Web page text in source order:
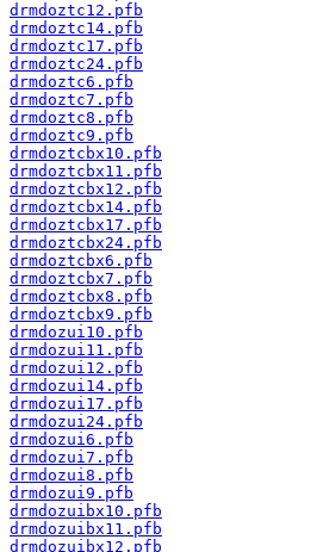
drmdoztc12.pfb
drmdoztc14.pfb
drmdoztc17.pfb
drmdoztc24.pfb
drmdoztc6.pfb
drmdoztc7.pfb
drmdoztc8.pfb
drmdoztc9.pfb
drmdoztcbx10.pfb
drmdoztcbx11.pfb
drmdoztcbx12.pfb
drmdoztcbx14.pfb
drmdoztcbx17.pfb
drmdoztcbx24.pfb
drmdoztcbx6.pfb
drmdoztcbx7.pfb
drmdoztcbx8.pfb
drmdoztcbx9.pfb
drmdozui10.pfb
drmdozui11.pfb
drmdozui12.pfb
drmdozui14.pfb
drmdozui17.pfb
drmdozui24.pfb
drmdozui6.pfb
drmdozui7.pfb
drmdozui8.pfb
drmdozui9.pfb
drmdozuibx10.pfb
drmdozuibx11.pfb
drmdozuibx12.pfb